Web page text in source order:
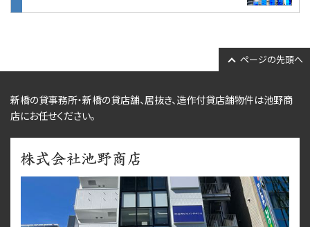
ページの先頭へ
新橋の貸事務所・新橋の貸店舗、居抜き、造作付貸店舗物件は池野商
店にお任せください。